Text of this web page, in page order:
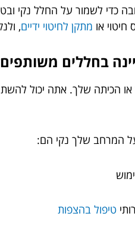
כדי לשמור על החלל נקי
או מתקן לחיטוי ידיים,
בחללים
או הכיתה שלך. אתה יכול
המרחב שלך נקי הם:
טיפול בהצפות